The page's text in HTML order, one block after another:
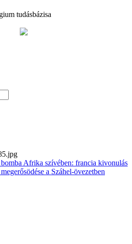
tudásbázisa
Afrika szívében: francia kivonulás
a Száhel-övezetben